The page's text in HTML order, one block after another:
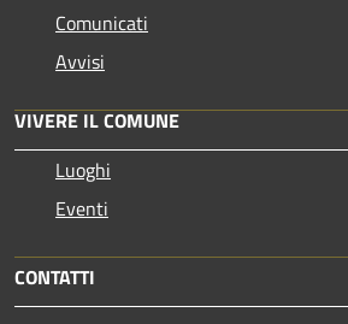
Comunicati
Avvisi
VIVERE IL COMUNE
Luoghi
Eventi
CONTATTI